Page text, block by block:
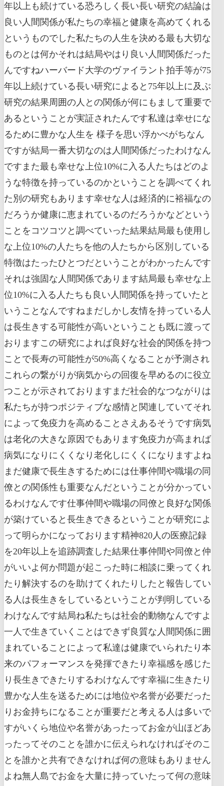
年以上も続けている恐ろしく長い長い研究の結論は
良い人間関係が私たちの幸福と健康を高めてくれる
というものでした私たちの人生を決める最も大切な
ものとは何かそれは結局やはり良い人間関係だった
んですねハーバード大学のヴァイラント拍手等が75
年以上続けている長い研究によると75年以上に及ぶ
研究の結果周囲の人との関係が何にもまして重要で
あるということが実証されたんです私達は幸せにな
るために豊かな人生を 様子を思い浮かべがちなん
ですが結局一番大切なのは人間関係だったわけなん
ですまた最も幸せな上位10%に入る人たちはどのよ
うな特徴を持っているのかということを調べてくれ
た別の研究もあります幸せな人は経済的に裕福なの
だろうか健康に恵まれているのだろうかなどという
ことをコツコツと調べていった結果結局最も使用し
な上位10%の人たちを他の人たちから区別している
特徴はたったひとつだということがわかったんです
それは強固な人間関係であります結局最も幸せな上
位10%に入る人たちも良い人間関係を持っていたと
いうことなんですねまだしかし友情を持っている人
は長生きする可能性が高いということも既に渡って
おりますこの研究によれば良好な社会的関係を持つ
ことで長寿の可能性が50%高くなることが予測され
これらの繋がりが病気からの回復を早めるのに役立
つことが示されておりますまだ社会的なつながりは
私たちが持つポジティブな感情と関連していてそれ
によって免疫力を高めることさえあるそうです病気
は老化の大きな原因でもあります免疫力が高まれば
病気になりにくくなり老化しにくくになりますよね
まだ健康で長生きするためには仕事仲間や職場の同
僚との関係性も重要なんだということが分かってい
るわけなんです仕事仲間や職場の同僚と良好な関係
が築けていると長生きできるということが研究によ
って明らかになっております精神820人の医療記録
を20年以上を追跡調査した結果仕事仲間や同僚と仲
がいいよ何か問題が起こった時に相談に乗ってくれ
たり解決するのを助けてくれたりしたと報告してい
る人は長生きをしているということが判明している
わけなんです結局ね私たちは社会的動物なんですよ
一人で生きていくことはできず良質な人間関係に囲
まれていることによって私達は健康でいられたり本
来のパフォーマンスを発揮できたり幸福感を感じた
り長生きできたりするわけなんです幸福に生きたり
豊かな人生を送るためには地位や名誉が必要だった
りお金持ちになることが重要だと考える人は多いで
すがいくら地位や名誉があったってお金が山ほどあ
ったってそのことを誰かに伝えられなければそのこ
とを誰かと共有できなければ何の意味もありません
よね無人島でお金を大量に持っていたって何の意味